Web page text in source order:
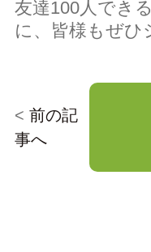
会員ペー
求人情報
友達100人でき
に、皆様もぜひ
< 前の記
事へ